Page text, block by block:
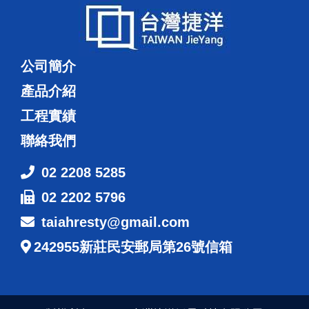
公司簡介
產品介紹
工程實績
聯絡我們
02 2208 5285
02 2202 5796
taiahresty@gmail.com
242955新莊民安郵局第26號信箱